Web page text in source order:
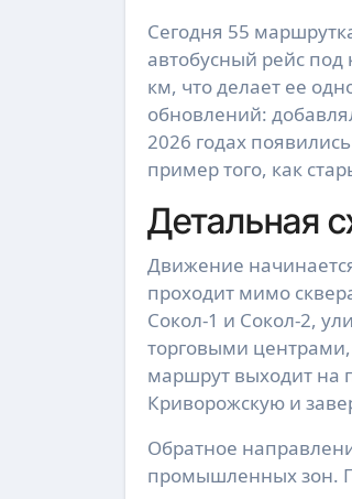
Сегодня 55
автобусный рейс
км, что делает ее
обновлений:
2026 годах
пример того, как
Детальная
Движение
проходит мимо
Сокол-1 и Сокол-2,
торговыми
маршрут выходит
Криворожскую и
Обратное
промышленных зон.